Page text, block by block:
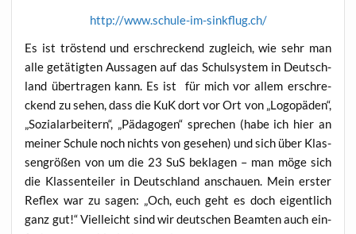
http://www.schule-im-sinkflug.ch/
Es ist trös­tend und erschre­ckend zugleich, wie sehr man
alle getä­tig­ten Aus­sa­gen auf das Schul­sys­tem in Deutsch­
land über­tra­gen kann. Es ist für mich vor allem erschre­
ckend zu sehen, dass die KuK dort vor Ort von „Logo­pä­den“,
„Sozi­al­ar­bei­tern“, „Päd­ago­gen“ spre­chen (habe ich hier an
mei­ner Schu­le noch nichts von gese­hen) und sich über Klas­
sen­grö­ßen von um die 23 SuS bekla­gen – man möge sich
die Klas­sen­tei­ler in Deutsch­land anschau­en. Mein ers­ter
Reflex war zu sagen: „Och, euch geht es doch eigent­lich
ganz gut!“ Viel­leicht sind wir deut­schen Beam­ten auch ein­